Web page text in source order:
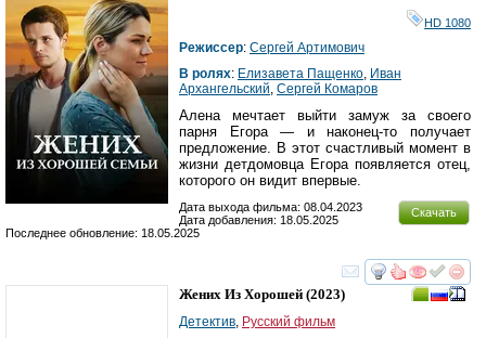
HD 1080
Режиссер: Сергей Артимович
В ролях: Елизавета Пащенко, Иван
Архангельский, Сергей Комаров
Алена мечтает выйти замуж за своего
парня Егора — и наконец-то получает
предложение. В этот счастливый момент в
жизни детдомовца Егора появляется отец,
которого он видит впервые.
Скачать
Дата выхода фильма: 08.04.2023
Дата добавления: 18.05.2025
Последнее обновление: 18.05.2025
смотреть
Жених Из Хорошей (2023)
Детектив Русский фильм